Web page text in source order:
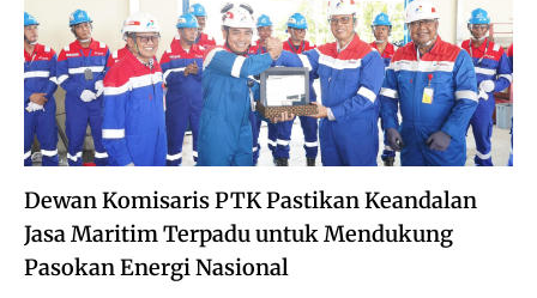
Dewan Komisaris PTK Pastikan Keandalan
Jasa Maritim Terpadu untuk Mendukung
Pasokan Energi Nasional